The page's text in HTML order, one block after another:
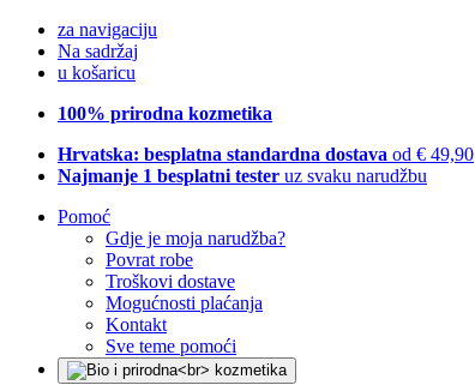
za navigaciju
Na sadržaj
u košaricu
100% prirodna kozmetika
Hrvatska: besplatna standardna dostava od € 49,90
Najmanje 1 besplatni tester uz svaku narudžbu
Pomoć
Gdje je moja narudžba?
Povrat robe
Troškovi dostave
Mogućnosti plaćanja
Kontakt
Sve teme pomoći